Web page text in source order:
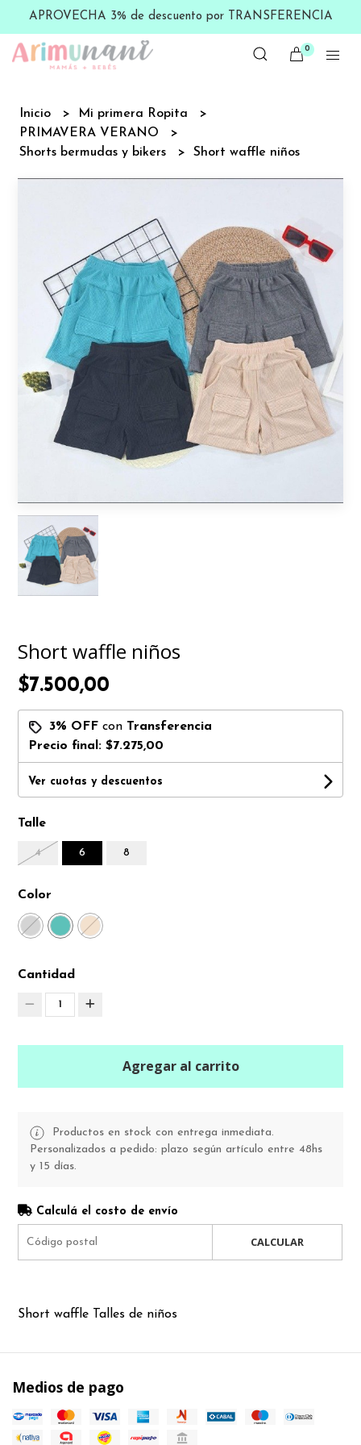
APROVECHA 3% de descuento por TRANSFERENCIA
0
Inicio
Mi primera Ropita
PRIMAVERA VERANO
Shorts bermudas y bikers
Short waffle niños
Short waffle niños
$7.500,00
3% OFF con Transferencia
Precio final:$7.275,00
Ver cuotas y descuentos
Talle
4 6 8
Color
Cantidad
1
Agregar al carrito
Productos en stock con entrega inmediata.
Personalizados a pedido: plazo según artículo entre 48hs
y 15 días.
Calculá el costo de envío
CALCULAR
Short waffle Talles de niños
Medios de pago